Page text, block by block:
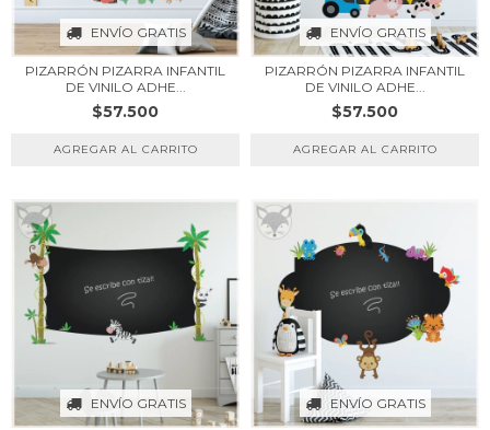
ENVÍO GRATIS
PIZARRÓN PIZARRA INFANTIL
DE VINILO ADHE...
$57.500
ENVÍO GRATIS
PIZARRÓN PIZARRA INFANTIL
DE VINILO ADHE...
$57.500
ENVÍO GRATIS ENVÍO GRATIS